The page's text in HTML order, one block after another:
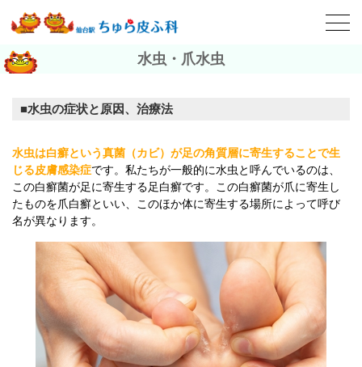
水虫・爪水虫
水虫の症状と原因、治療法
水虫は白癬という真菌（カビ）が足の角質層に寄生することで生
じる皮膚感染症です。私たちが一般的に水虫と呼んでいるのは、
この白癬菌が足に寄生する足白癬です。この白癬菌が爪に寄生し
たものを爪白癬といい、このほか体に寄生する場所によって呼び
名が異なります。